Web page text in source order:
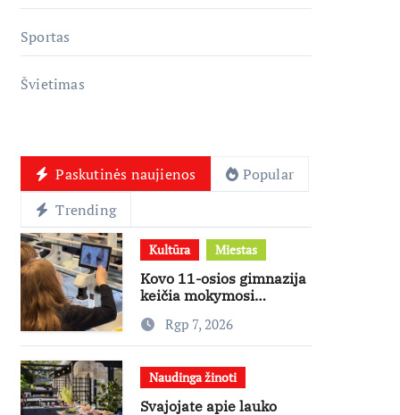
Sportas
Švietimas
Paskutinės naujienos
Popular
Trending
Kultūra Miestas
Kovo 11-osios gimnazija
keičia mokymosi
kaupimo – prie jų
supratimo ir taikymo
Rgp 7, 2026
Naudinga žinoti
Svajojate apie lauko